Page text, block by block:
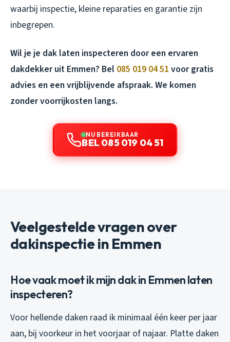
waarbij inspectie, kleine reparaties en garantie zijn
inbegrepen.
Wil je je dak laten inspecteren door een ervaren
dakdekker uit Emmen? Bel 085 019 04 51 voor gratis
advies en een vrijblijvende afspraak. We komen
zonder voorrijkosten langs.
NU BEREIKBAAR
BEL 085 019 04 51
Veelgestelde vragen over
dakinspectie in Emmen
Hoe vaak moet ik mijn dak in Emmen laten
inspecteren?
Voor hellende daken raad ik minimaal één keer per jaar
aan, bij voorkeur in het voorjaar of najaar. Platte daken